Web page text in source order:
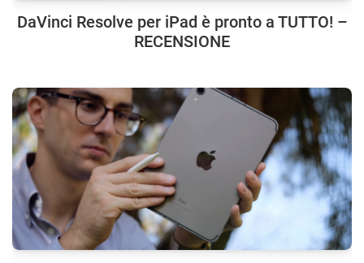
DaVinci Resolve per iPad è pronto a TUTTO! –
RECENSIONE